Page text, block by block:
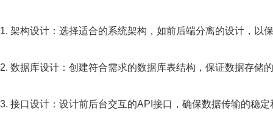
1. 架构设计：选择适合的系统架构，如前后端分离的设计，以
2. 数据库设计：创建符合需求的数据库表结构，保证数据存储
3. 接口设计：设计前后台交互的API接口，确保数据传输的稳定